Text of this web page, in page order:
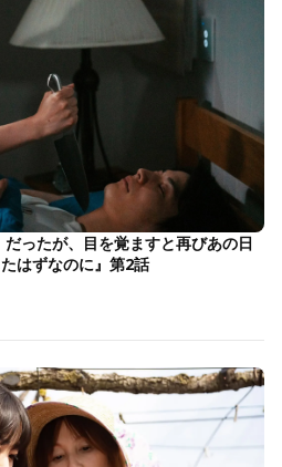
ったが、目を覚ますと再びあの日
はずなのに』第2話